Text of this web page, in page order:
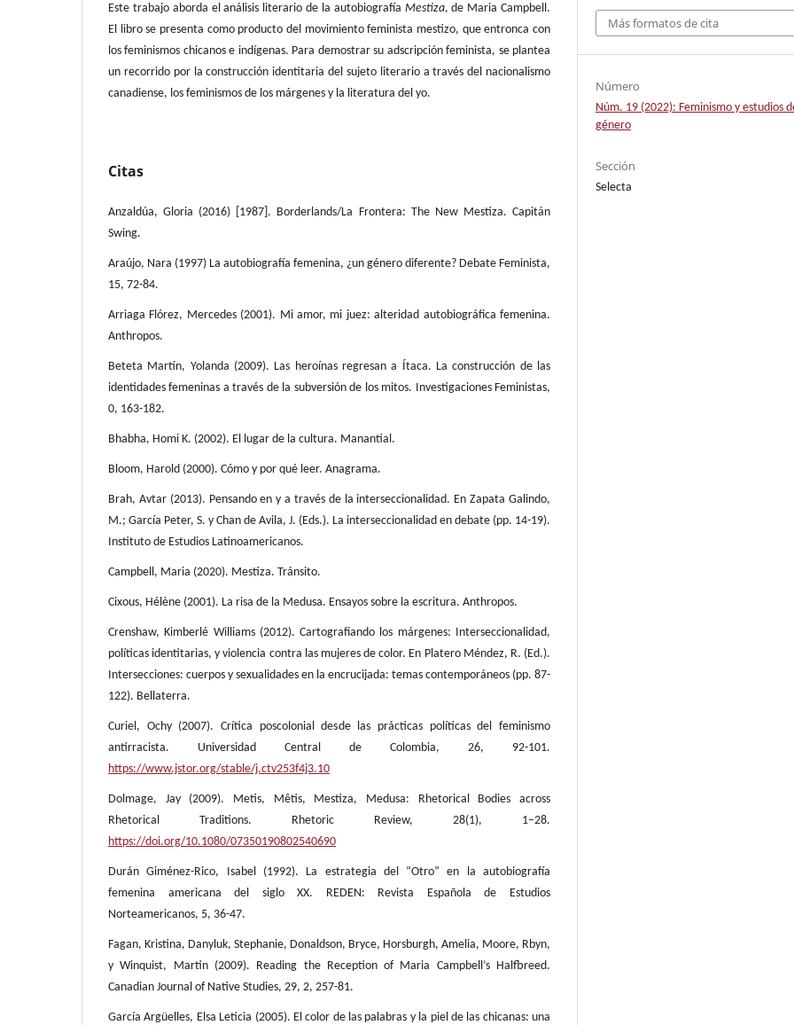
Este trabajo aborda el análisis literario de la autobiografía Mestiza, de Maria Campbell.
El libro se presenta como producto del movimiento feminista mestizo, que entronca con
los feminismos chicanos e indígenas. Para demostrar su adscripción feminista, se plantea
un recorrido por la construcción identitaria del sujeto literario a través del nacionalismo
canadiense, los feminismos de los márgenes y la literatura del yo.
Citas
Anzaldúa, Gloria (2016) [1987]. Borderlands/La Frontera: The New Mestiza. Capitán
Swing.
Araújo, Nara (1997) La autobiografía femenina, ¿un género diferente? Debate Feminista,
15, 72-84.
Arriaga Flórez, Mercedes (2001). Mi amor, mi juez: alteridad autobiográfica femenina.
Anthropos.
Beteta Martín, Yolanda (2009). Las heroínas regresan a Ítaca. La construcción de las
identidades femeninas a través de la subversión de los mitos. Investigaciones Feministas,
0, 163-182.
Bhabha, Homi K. (2002). El lugar de la cultura. Manantial.
Bloom, Harold (2000). Cómo y por qué leer. Anagrama.
Brah, Avtar (2013). Pensando en y a través de la interseccionalidad. En Zapata Galindo,
M.; García Peter, S. y Chan de Avila, J. (Eds.). La interseccionalidad en debate (pp. 14-19).
Instituto de Estudios Latinoamericanos.
Campbell, Maria (2020). Mestiza. Tránsito.
Cixous, Hélène (2001). La risa de la Medusa. Ensayos sobre la escritura. Anthropos.
Crenshaw, Kimberlé Williams (2012). Cartografiando los márgenes: Interseccionalidad,
políticas identitarias, y violencia contra las mujeres de color. En Platero Méndez, R. (Ed.).
Intersecciones: cuerpos y sexualidades en la encrucijada: temas contemporáneos (pp. 87-
122). Bellaterra.
Curiel, Ochy (2007). Crítica poscolonial desde las prácticas políticas del feminismo
antirracista. Universidad Central de Colombia, 26, 92-101.
https://www.jstor.org/stable/j.ctv253f4j3.10
Dolmage, Jay (2009). Metis, Mêtis, Mestiza, Medusa: Rhetorical Bodies across
Rhetorical Traditions. Rhetoric Review, 28(1), 1–28.
https://doi.org/10.1080/07350190802540690
Durán Giménez-Rico, Isabel (1992). La estrategia del “Otro” en la autobiografía
femenina americana del siglo XX. REDEN: Revista Española de Estudios
Norteamericanos, 5, 36-47.
Fagan, Kristina, Danyluk, Stephanie, Donaldson, Bryce, Horsburgh, Amelia, Moore, Rbyn,
y Winquist, Martin (2009). Reading the Reception of Maria Campbell’s Halfbreed.
Canadian Journal of Native Studies, 29, 2, 257-81.
García Argüelles, Elsa Leticia (2005). El color de las palabras y la piel de las chicanas: una
Más formatos de cita
Número
Núm. 19 (2022): Feminismo y estudios
género
Sección
Selecta